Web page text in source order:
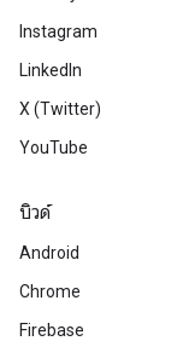
Instagram
LinkedIn
X (Twitter)
YouTube
บิวด์
Android
Chrome
Firebase